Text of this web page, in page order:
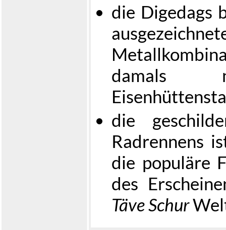
die Digedags
damals
die
Radrennens
die populäre
des
Täve Schur